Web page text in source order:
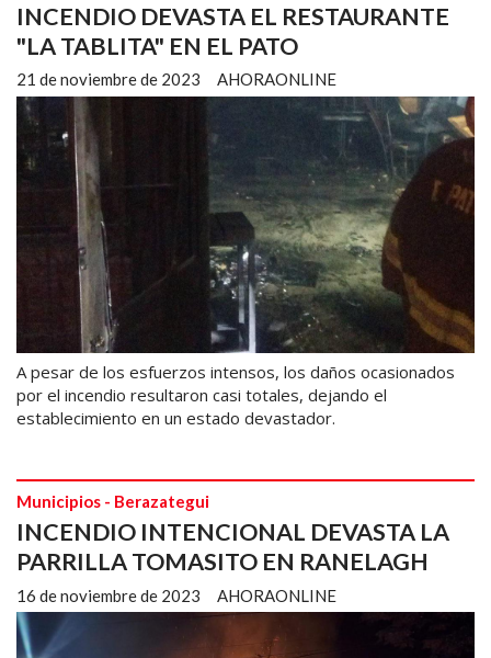
INCENDIO DEVASTA EL RESTAURANTE
"LA TABLITA" EN EL PATO
AHORAONLINE
21 de noviembre de 2023
A pesar de los esfuerzos intensos, los daños ocasionados
por el incendio resultaron casi totales, dejando el
establecimiento en un estado devastador.
INCENDIO INTENCIONAL DEVASTA LA
PARRILLA TOMASITO EN RANELAGH
AHORAONLINE
Municipios - Berazategui
16 de noviembre de 2023